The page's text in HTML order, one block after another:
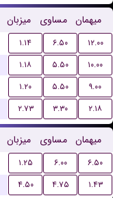
میزبان مساوی میهمان
۱.۱۴ ۶.۵۰
۱۲.۰۰
۱.۱۸ ۵.۵۰
۱۰.۰۰
۱.۲۰ ۵.۵۰
۹.۰۰
۲.۷۳ ۳.۳۰ ۲.۱۸
میزبان مساوی میهمان
۱.۲۵ ۶.۰۰
۶.۵۰
۴.۵۰ ۴.۷۵ ۱.۴۳